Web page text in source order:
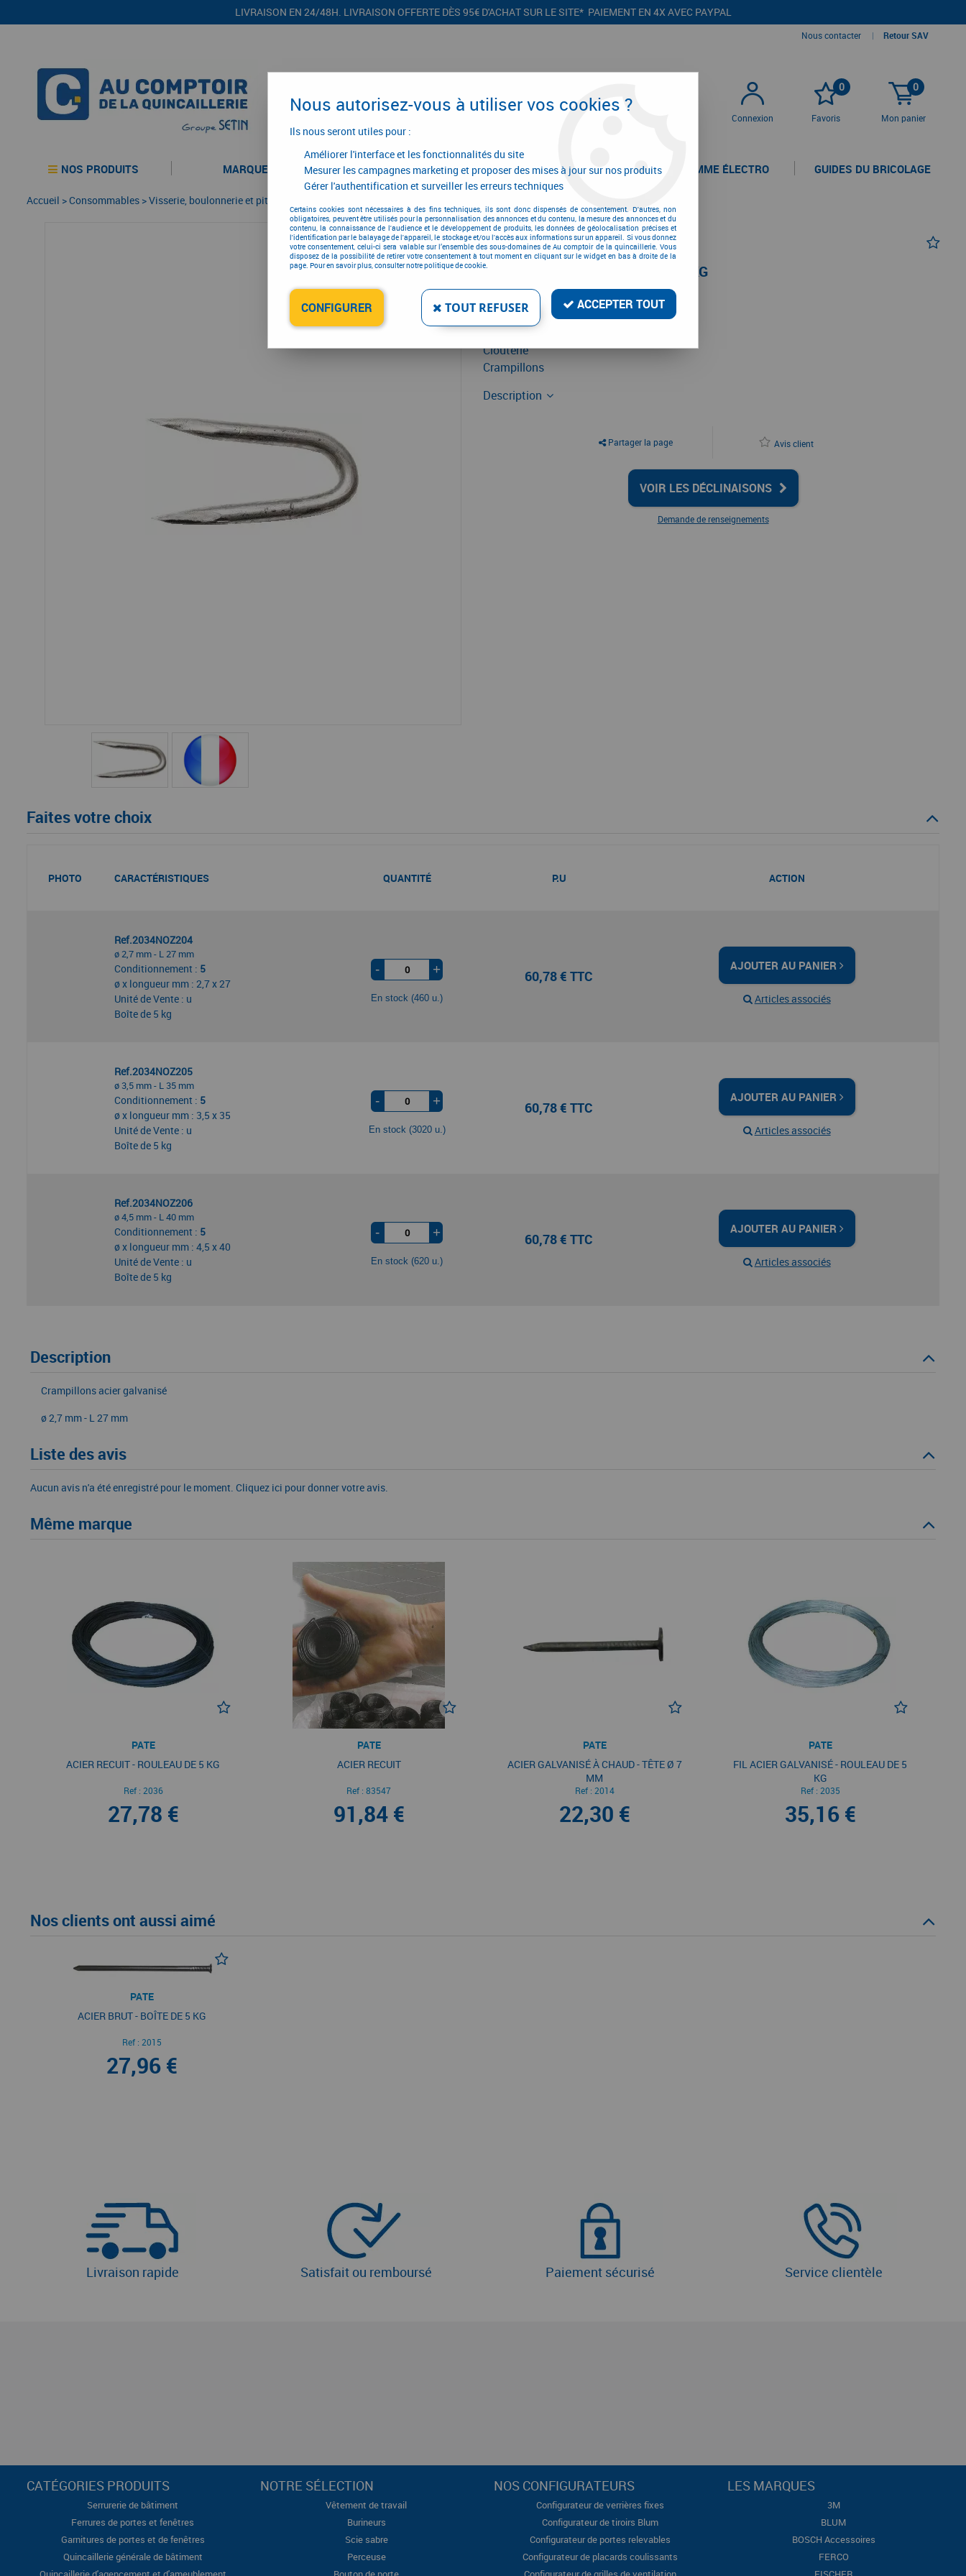
LIVRAISON EN 24/48H. LIVRAISON OFFERTE DÈS 95€ D'ACHAT SUR LE SITE* PAIEMENT EN 4X AVEC PAYPAL
Nous contacter | Retour SAV
Connexion
0
Favoris
0
Mon panier
NOS PRODUITS MARQUES CONFIGURATEURS PROMOTIONS LA GAMME ÉLECTRO GUIDES DU BRICOLAGE
Accueil >Consommables >Visserie, boulonnerie et pitonnerie
ACIER GALVANISÉ - BOÎTE DE 5 KG
Réf. :2034
60,78 €TTC
Clouterie
Crampillons
Description
Partager la page Avis client
VOIR LES DÉCLINAISONS
Demande de renseignements
Faites votre choix
PHOTO CARACTÉRISTIQUES QUANTITÉ P.U ACTION
Ref.2034NOZ204
ø 2,7 mm - L 27 mm
Conditionnement : 5
ø x longueur mm : 2,7 x 27
Unité de Vente : u
Boîte de 5 kg
- +
En stock (460 u.)
60,78 € TTC
AJOUTER AU PANIER
Articles associés
Ref.2034NOZ205
ø 3,5 mm - L 35 mm
Conditionnement : 5
ø x longueur mm : 3,5 x 35
Unité de Vente : u
Boîte de 5 kg
- +
En stock (3020 u.)
60,78 € TTC
AJOUTER AU PANIER
Articles associés
Ref.2034NOZ206
ø 4,5 mm - L 40 mm
Conditionnement : 5
ø x longueur mm : 4,5 x 40
Unité de Vente : u
Boîte de 5 kg
- +
En stock (620 u.)
60,78 € TTC
AJOUTER AU PANIER
Articles associés
Description
Crampillons acier galvanisé
ø 2,7 mm - L 27 mm
Liste des avis
Aucun avis n'a été enregistré pour le moment. Cliquez ici pour donner votre avis.
Même marque
PATE
ACIER RECUIT - ROULEAU DE 5 KG
Ref : 2036
27,78 €
PATE
ACIER RECUIT
Ref : 83547
91,84 €
PATE
ACIER GALVANISÉ À CHAUD - TÊTE Ø 7
MM
Ref : 2014
22,30 €
PATE
FIL ACIER GALVANISÉ - ROULEAU DE 5
KG
Ref : 2035
35,16 €
Nos clients ont aussi aimé
PATE
ACIER BRUT - BOÎTE DE 5 KG
Ref : 2015
27,96 €
Livraison rapide Satisfait ou remboursé Paiement sécurisé Service clientèle
CATÉGORIES PRODUITS
Serrurerie de bâtiment
Ferrures de portes et fenêtres
Garnitures de portes et de fenêtres
Quincaillerie générale de bâtiment
NOTRE SÉLECTION
Vêtement de travail
Burineurs
Scie sabre
Perceuse
NOS CONFIGURATEURS
Configurateur de verrières fixes
Configurateur de tiroirs Blum
Configurateur de portes relevables
Configurateur de placards coulissants
LES MARQUES
3M
BLUM
BOSCH Accessoires
FERCO
Nous autorisez-vous à utiliser vos cookies ?
Ils nous seront utiles pour :
Améliorer l'interface et les fonctionnalités du site
Mesurer les campagnes marketing et proposer des mises à jour sur nos produits
Gérer l'authentification et surveiller les erreurs techniques
Certains cookies sont nécessaires à des fins techniques, ils sont donc dispensés de consentement. D'autres, non
obligatoires, peuvent être utilisés pour la personnalisation des annonces et du contenu, la mesure des annonces et du
contenu, la connaissance de l'audience et le développement de produits, les données de géolocalisation précises et
l'identification par le balayage de l'appareil, le stockage et/ou l'accès aux informations sur un appareil. Si vous donnez
votre consentement, celui-ci sera valable sur l’ensemble des sous-domaines de Au comptoir de la quincaillerie. Vous
disposez de la possibilité de retirer votre consentement à tout moment en cliquant sur le widget en bas à droite de la
page. Pour en savoir plus, consulter notre politique de cookie.
CONFIGURER TOUT REFUSER ACCEPTER TOUT